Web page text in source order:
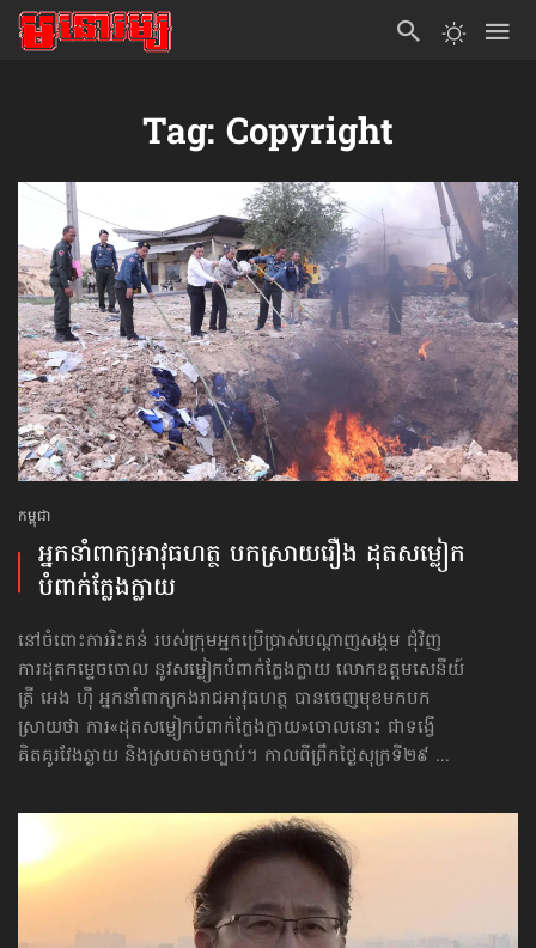
Tag: Copyright
កម្ពុជា
អ្នកនាំពាក្យអាវុធហត្ថ បកស្រាយរឿង ដុត​សម្លៀក
បំពាក់​ក្លែងក្លាយ
នៅចំពោះការរិះគន់ របស់ក្រុមអ្នកប្រើប្រាស់បណ្ដាញសង្គម ជុំវិញ
ការដុតកម្ទេចចោល នូវសម្លៀកបំពាក់ក្លែងក្លាយ លោកឧត្ដមសេនីយ៍
ត្រី អេង ហ៊ី អ្នកនាំពាក្យកងរាជអាវុធហត្ថ បានចេញមុខមកបក
ស្រាយថា ការ«ដុត​សម្លៀកបំពាក់​ក្លែងក្លាយ»ចោលនោះ ជាទង្វើ
គិតគូរវែងឆ្ងាយ និងស្របតាមច្បាប់។ កាលពីព្រឹកថ្ងៃសុក្រទី២៩ ...